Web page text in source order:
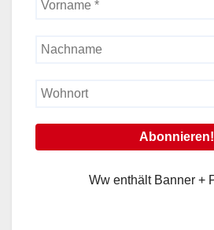
Ww enthält Banner +